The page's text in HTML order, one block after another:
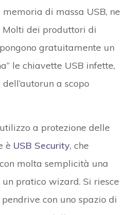
di massa USB, ne
Molti dei produttori di
gratuitamente un
le chiavette USB infette,
a scopo
a protezione delle
è USB Security, che
molta semplicità una
pratico wizard. Si riesce
con uno spazio di